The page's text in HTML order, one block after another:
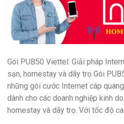
Gói PUB50 Viettel: Giải pháp
sạn, homestay và dãy trọ Gói
những gói cước Internet cáp
dành cho các doanh nghiệp kinh
homestay và dãy trọ. Với tốc độ